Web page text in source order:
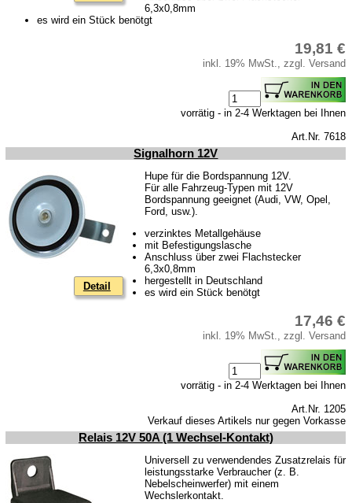
Glühlampen
Sonderposten
Service
AGB
Datenschutz
Batterierücknahme
Warenkorb
6,3x0,8mm
es wird ein Stück benötgt
19,81 €
inkl. 19% MwSt., zzgl. Versand
vorrätig - in 2-4 Werktagen bei Ihnen
Art.Nr. 7618
Signalhorn 12V
Detail
Hupe für die Bordspannung 12V.
Für alle Fahrzeug-Typen mit 12V
Bordspannung geeignet (Audi, VW, Opel,
Ford, usw.).
verzinktes Metallgehäuse
mit Befestigungslasche
Anschluss über zwei Flachstecker
6,3x0,8mm
hergestellt in Deutschland
es wird ein Stück benötgt
17,46 €
inkl. 19% MwSt., zzgl. Versand
vorrätig - in 2-4 Werktagen bei Ihnen
Art.Nr. 1205
Verkauf dieses Artikels nur gegen Vorkasse
Relais 12V 50A (1 Wechsel-Kontakt)
Universell zu verwendendes Zusatzrelais für
leistungsstarke Verbraucher (z. B.
Nebelscheinwerfer) mit einem
Wechslerkontakt.